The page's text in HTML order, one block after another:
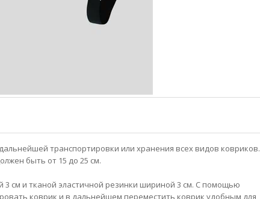
транспортировки или хранения всех видов ковриков.
быть от 15 до 25 см.
см и тканой эластичной резинки шириной 3 см. С помощью
коврик и в дальнейшем переместить коврик удобным для